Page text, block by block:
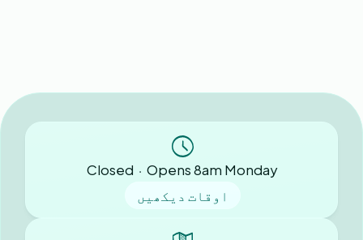
Closed ⋅ Opens 8am Monday
اوقات دیکھیں